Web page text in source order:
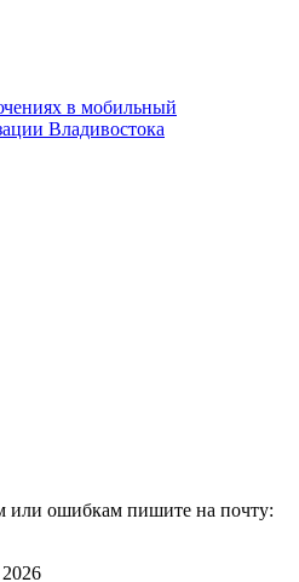
в мобильный
Владивостока
или ошибкам пишите на почту: